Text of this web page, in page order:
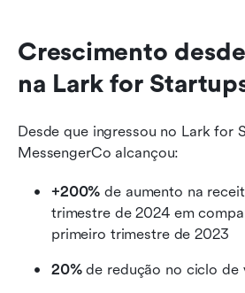
Crescimento
na Lark for
Desde que ingressou no Lark for
MessengerCo alcançou:
+200% de aumento na
trimestre de 2024 em
primeiro trimestre de 2023
20% de redução no ciclo de